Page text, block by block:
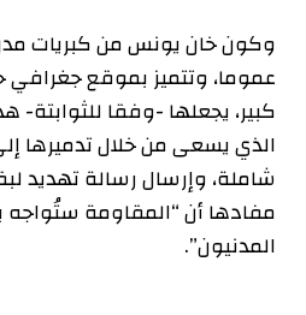
وكون خان يونس من كبريات
عموما، وتتميز بموقع
كبير، يجعلها -وفقا للثوابتة-
الذي يسعى من خلال تدميرها
شاملة، وإرسال رسالة تهديد
مفادها أن “المقاومة
المدنيون”.